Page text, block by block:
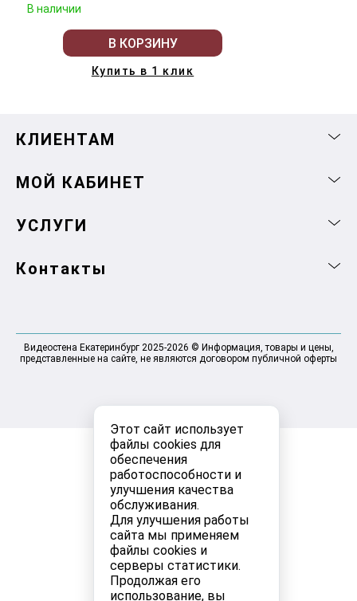
Этот сайт использует
файлы cookies для
обеспечения
работоспособности и
улучшения качества
обслуживания.
Для улучшения работы
сайта мы применяем
файлы cookies и
серверы статистики.
Продолжая его
использование, вы
В наличии
В КОРЗИНУ
Купить в 1 клик
КЛИЕНТАМ
МОЙ КАБИНЕТ
УСЛУГИ
Контакты
Видеостена Екатеринбург 2025-2026 © Информация, товары и цены,
представленные на сайте, не являются договором публичной оферты